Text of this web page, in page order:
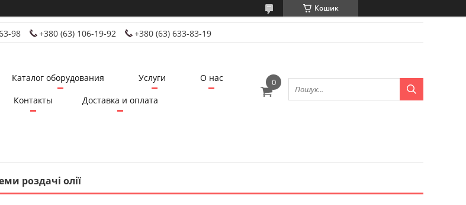
Кошик
98 +380 (63) 106-19-92 +380 (63) 633-83-19
Каталог оборудования Услуги
О нас
Контакты
Доставка и оплата
роздачі олії